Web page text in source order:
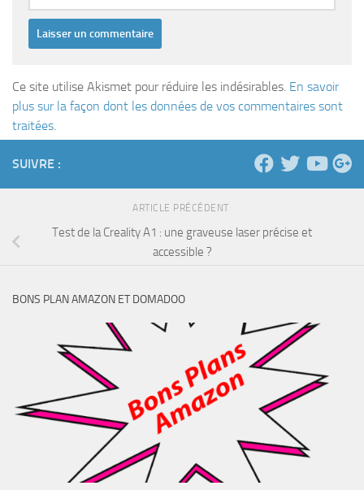
Ce site utilise Akismet pour réduire les indésirables. En savoir
plus sur la façon dont les données de vos commentaires sont
traitées.
SUIVRE :
ARTICLE PRÉCÉDENT
Test de la Creality A1 : une graveuse laser précise et
accessible ?
BONS PLAN AMAZON ET DOMADOO